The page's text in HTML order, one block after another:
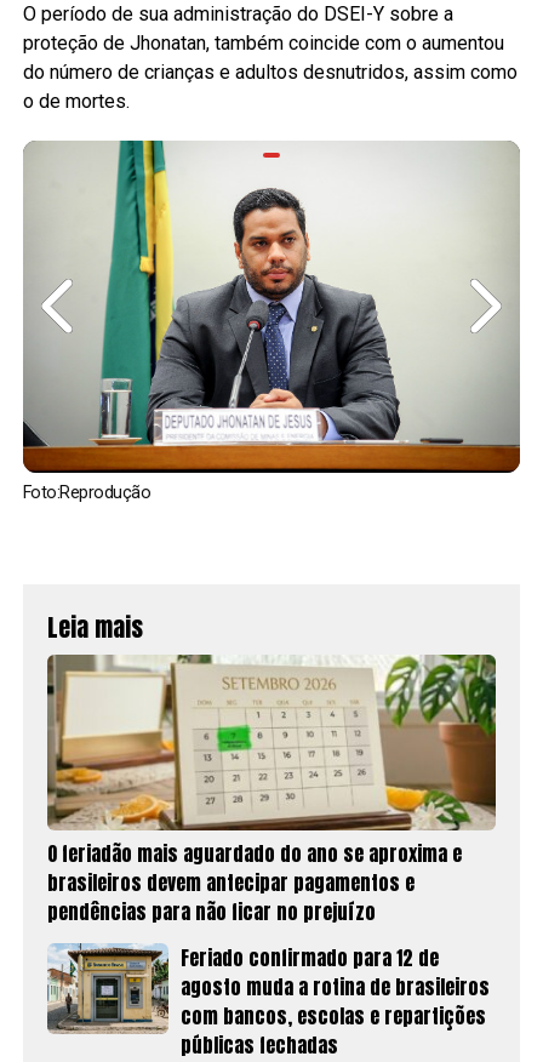
O período de sua administração do DSEI-Y sobre a
proteção de Jhonatan, também coincide com o aumentou
do número de crianças e adultos desnutridos, assim como
o de mortes.
Foto:Reprodução
Leia mais
O feriadão mais aguardado do ano se aproxima e
brasileiros devem antecipar pagamentos e
pendências para não ficar no prejuízo
Feriado confirmado para 12 de
agosto muda a rotina de brasileiros
com bancos, escolas e repartições
públicas fechadas